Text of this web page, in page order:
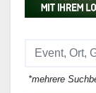
*mehrere